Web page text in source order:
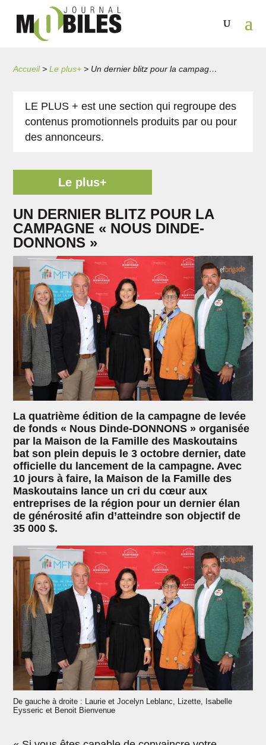
Accueil>Le plus+ > Un dernier blitz pour la campagne « Nous Dinde-DONNONS »
LE PLUS + est une section qui regroupe des
contenus promotionnels produits par ou pour
des annonceurs.
Le plus+
UN DERNIER BLITZ POUR LA
CAMPAGNE « NOUS DINDE-
DONNONS »
La quatrième édition de la campagne de levée
de fonds « Nous Dinde-DONNONS » organisée
par la Maison de la Famille des Maskoutains
bat son plein depuis le 3 octobre dernier, date
officielle du lancement de la campagne. Avec
10 jours à faire, la Maison de la Famille des
Maskoutains lance un cri du cœur aux
entreprises de la région pour un dernier élan
de générosité afin d’atteindre son objectif de
35 000 $.
De gauche à droite : Laurie et Jocelyn Leblanc, Lizette, Isabelle
Eysseric et Benoit Bienvenue